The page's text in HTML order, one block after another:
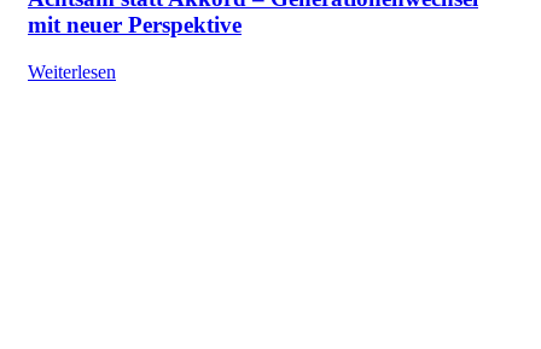
mit neuer Perspektive
Weiterlesen